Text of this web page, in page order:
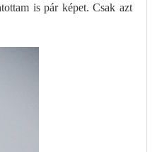
is pár képet. Csak azt